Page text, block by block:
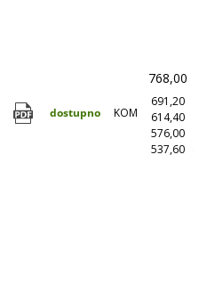
dostupno KOM
768,00
691,20
614,40
576,00
537,60